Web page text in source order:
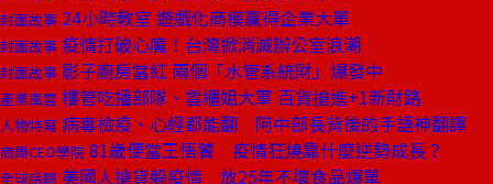
封面故事 24小時教室 遊戲化商模贏得企業大單
封面故事 疫情打破心魔！台灣掀消滅辦公室浪潮
封面故事 影子廚房當紅 兩個「水管系統財」爆發中
產業風雲 樓管吃播部隊、雲櫃姐大軍 百貨搶進+1新財路
人物特寫 病毒檢疫、心經都能翻 阿中部長背後的手語神翻譯
商周CEO學院 81歲便當王悟饕 疫情狂燒靠什麼逆勢成長？
全球話題 美國人搶貨躲疫情 放25年不壞食品爆單